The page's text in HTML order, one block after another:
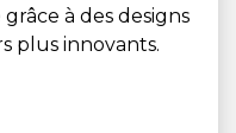
à des designs
plus innovants.